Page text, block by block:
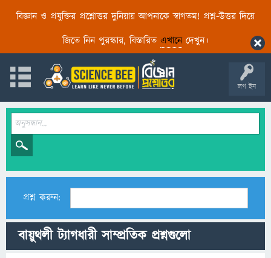
বিজ্ঞান ও প্রযুক্তির প্রশ্নোত্তর দুনিয়ায় আপনাকে স্বাগতম! প্রশ্ন-উত্তর দিয়ে
জিতে নিন পুরস্কার, বিস্তারিত এখানেদেখুন।
লগ ইন
প্রশ্ন করুন:
বায়ুথলী ট্যাগধারী সাম্প্রতিক প্রশ্নগুলো